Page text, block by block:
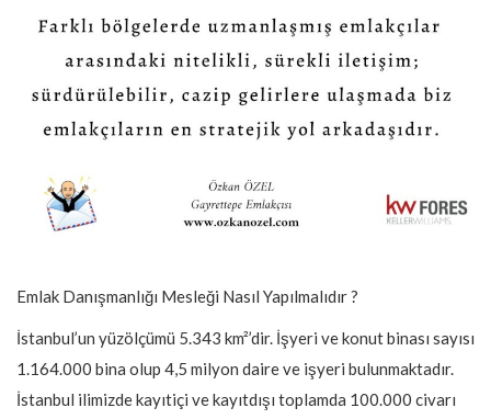
Emlak Danışmanlığı Mesleği Nasıl Yapılmalıdır ?
İstanbul’un yüzölçümü 5.343 km²’dir. İşyeri ve konut binası sayısı
1.164.000 bina olup 4,5 milyon daire ve işyeri bulunmaktadır.
İstanbul ilimizde kayıtiçi ve kayıtdışı toplamda 100.000 civarı